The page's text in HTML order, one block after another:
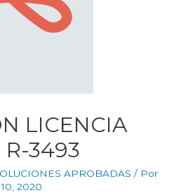
LICENCIA
R-3493
APROBADAS / Por
2020